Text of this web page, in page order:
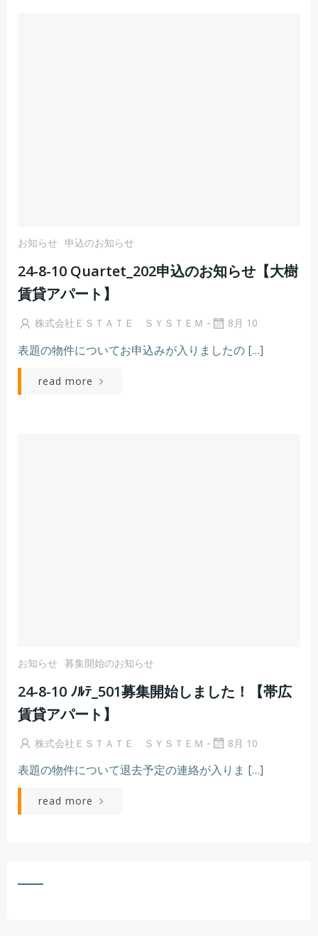
お知らせ 申込のお知らせ
24-8-10 Quartet_202申込のお知らせ【大樹
賃貸アパート】
株式会社ＥＳＴＡＴＥ ＳＹＳＴＥＭ - 8月 10
表題の物件についてお申込みが入りましたの […]
read more
お知らせ 募集開始のお知らせ
24-8-10 ﾉﾙﾃ_501募集開始しました！【帯広
賃貸アパート】
株式会社ＥＳＴＡＴＥ ＳＹＳＴＥＭ - 8月 10
表題の物件について退去予定の連絡が入りま […]
read more